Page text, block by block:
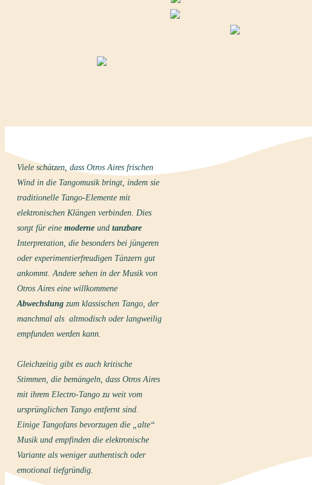
Viele schätzen, dass Otros Aires frischen
Wind in die Tangomusik bringt, indem sie
traditionelle Tango-Elemente mit
elektronischen Klängen verbinden. Dies
sorgt für eine moderne und tanzbare
Interpretation, die besonders bei jüngeren
oder experimentierfreudigen Tänzern gut
ankommt. Andere sehen in der Musik von
Otros Aires eine willkommene
Abwechslung zum klassischen Tango, der
manchmal als altmodisch oder langweilig
empfunden werden kann.
Gleichzeitig gibt es auch kritische
Stimmen, die bemängeln, dass Otros Aires
mit ihrem Electro-Tango zu weit vom
ursprünglichen Tango entfernt sind.
Einige Tangofans bevorzugen die „alte“
Musik und empfinden die elektronische
Variante als weniger authentisch oder
emotional tiefgründig.